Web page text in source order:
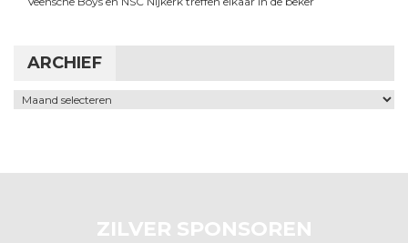
ARCHIEF
Archief
ZILVER SPONSOREN